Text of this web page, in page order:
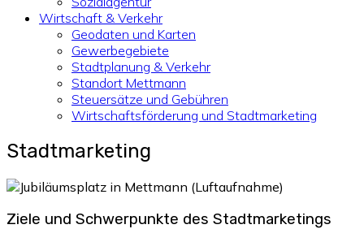
Wirtschaft & Verkehr
Geodaten und Karten
Gewerbegebiete
Stadtplanung & Verkehr
Standort Mettmann
Steuersätze und Gebühren
Wirtschaftsförderung und Stadtmarketing
Stadtmarketing
Ziele und Schwerpunkte des Stadtmarketings